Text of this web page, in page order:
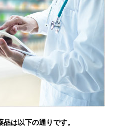
は以下の通りです。